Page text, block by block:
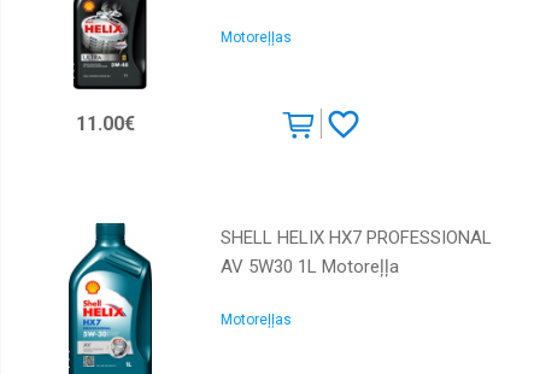
Toyota
Motoreļļas
11.00€
SHELL HELIX HX7 PROFESSIONAL
AV 5W30 1L Motoreļļa
Motoreļļas